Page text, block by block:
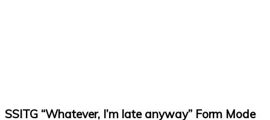
SSITG “Whatever, I’m late anyway” Form Mode